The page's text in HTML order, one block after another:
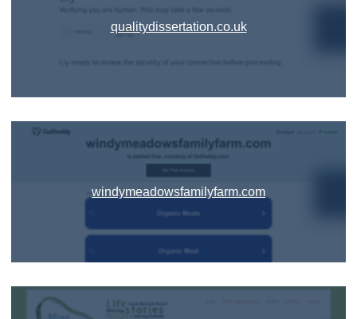
qualitydissertation.co.uk
windymeadowsfamilyfarm.com